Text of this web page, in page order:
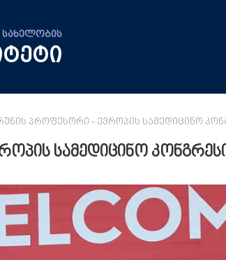
ᲞᲠᲝᲤᲔᲡᲝᲠᲘ - ᲔᲕᲠᲝᲞᲘᲡ ᲡᲐᲛᲔᲓᲘᲪᲘᲜᲝ
სამედიცინო